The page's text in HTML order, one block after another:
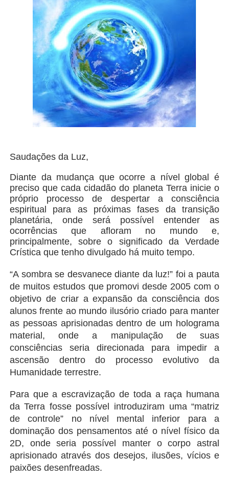
Saudações da Luz,
Diante da mudança que ocorre a nível global é
preciso que cada cidadão do planeta Terra inicie o
próprio processo de despertar a consciência
espiritual para as próximas fases da transição
planetária, onde será possível entender as
ocorrências que afloram no mundo e,
principalmente, sobre o significado da Verdade
Crística que tenho divulgado há muito tempo.
“A sombra se desvanece diante da luz!” foi a pauta
de muitos estudos que promovi desde 2005 com o
objetivo de criar a expansão da consciência dos
alunos frente ao mundo ilusório criado para manter
as pessoas aprisionadas dentro de um holograma
material, onde a manipulação de suas
consciências seria direcionada para impedir a
ascensão dentro do processo evolutivo da
Humanidade terrestre.
Para que a escravização de toda a raça humana
da Terra fosse possível introduziram uma “matriz
de controle” no nível mental inferior para a
dominação dos pensamentos até o nível físico da
2D, onde seria possível manter o corpo astral
aprisionado através dos desejos, ilusões, vícios e
paixões desenfreadas.